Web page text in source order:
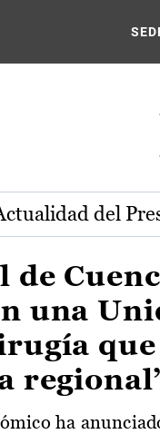
de
del
de
una
que
ha